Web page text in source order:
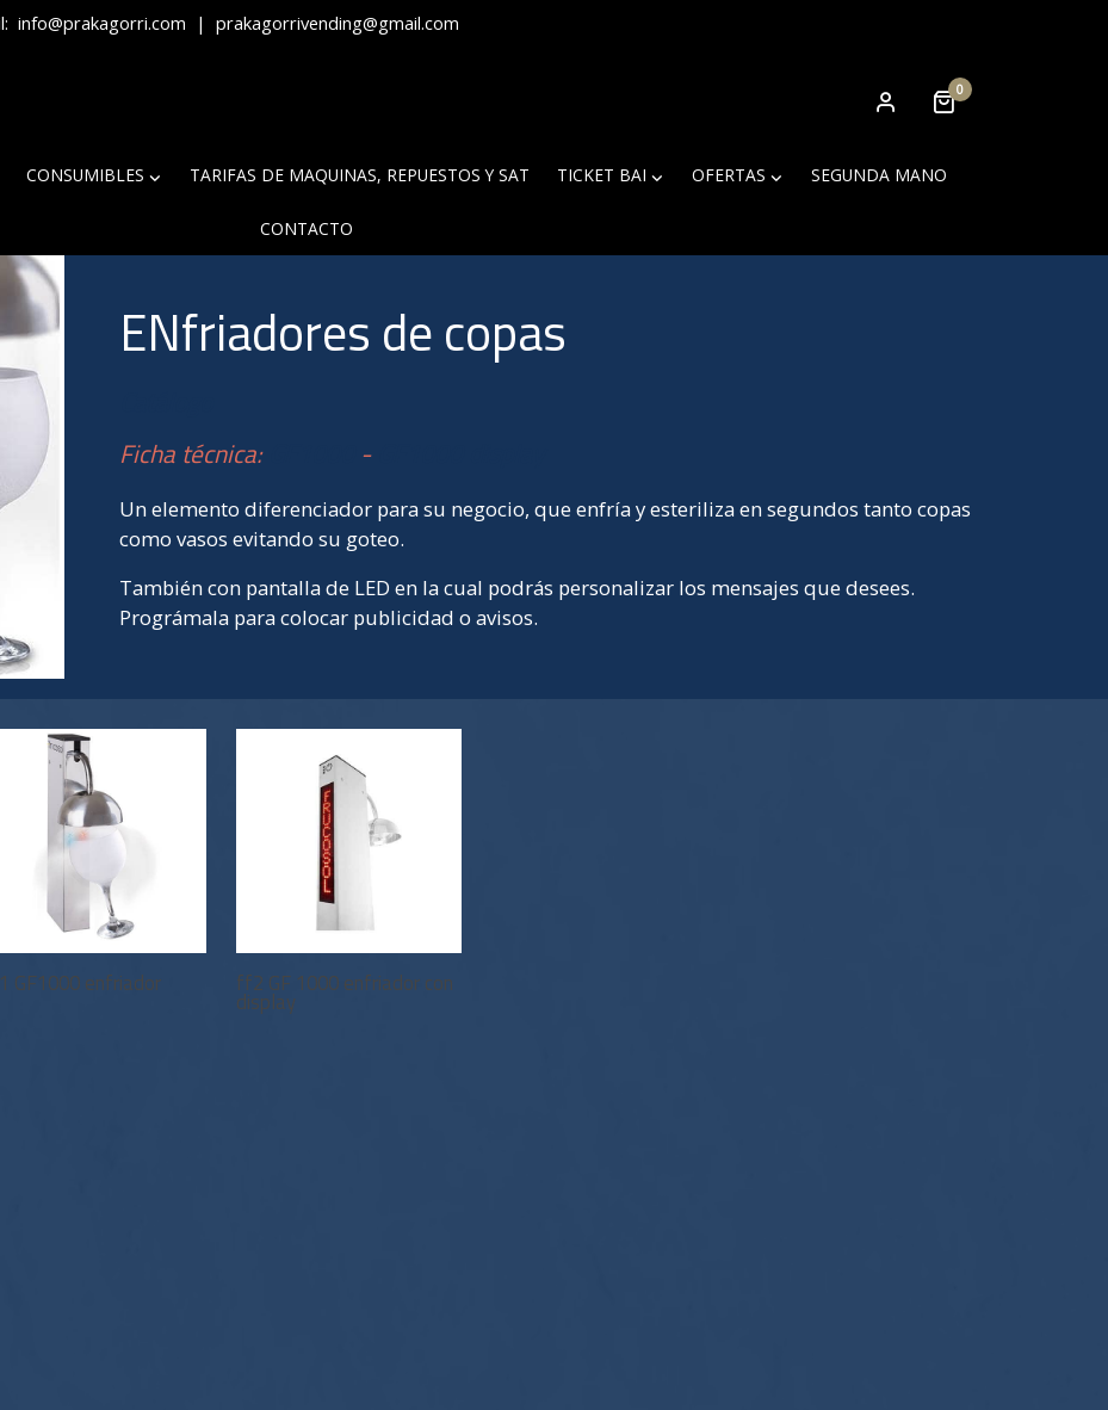
info@prakagorri.com | prakagorrivending@gmail.com
0
CONSUMIBLES TARIFAS DE MAQUINAS, REPUESTOS Y SAT TICKET BAI OFERTAS SEGUNDA MANO
CONTACTO
ENfriadores de copas
Ficha técnica:
-
Un elemento diferenciador para su negocio, que enfría y esteriliza en segundos tanto copas
como vasos evitando su goteo.
También con pantalla de LED en la cual podrás personalizar los mensajes que desees.
Prográmala para colocar publicidad o avisos.
GF1000 enfriador ff2 GF 1000 enfriador con
display